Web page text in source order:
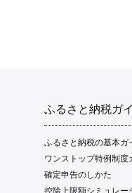
ふるさと納税ガ
ふるさと納税の基本ガ
ワンストップ特例制度
確定申告のしかた
控除上限額シミュレー